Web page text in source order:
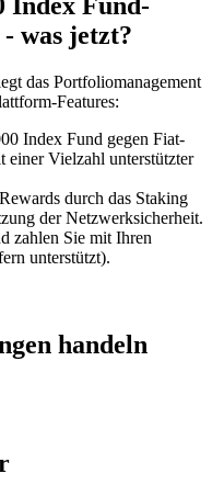
Index Fund-
was jetzt?
das Portfoliomanagement
Features:
Index Fund gegen Fiat-
einer Vielzahl unterstützter
durch das Staking
der Netzwerksicherheit.
zahlen Sie mit Ihren
unterstützt).
handeln